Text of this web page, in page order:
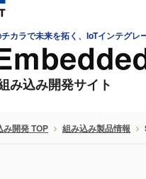
カラで未来を拓く、IoTインテグレ
み込み開発サイト
み開発 TOP 組み込み製品情報